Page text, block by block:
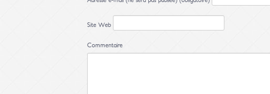
Site Web
Commentaire